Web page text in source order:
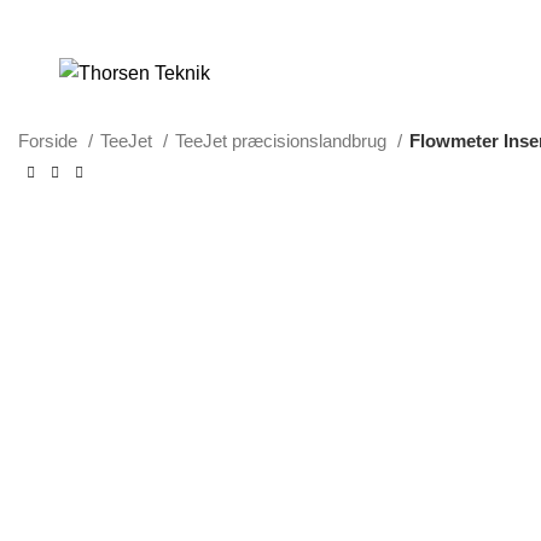
Forside TeeJet TeeJet præcisionslandbrug Flowmeter